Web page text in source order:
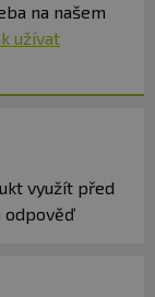
na našem
užívat
využít před
odpověď